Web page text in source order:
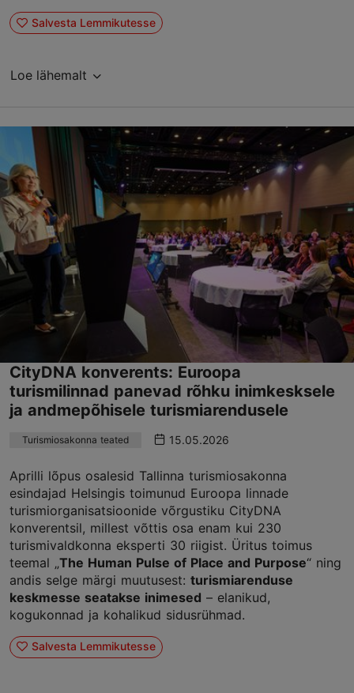
Salvesta Lemmikutesse
Loe lähemalt
CityDNA konverents: Euroopa
turismilinnad panevad rõhku inimkesksele
ja andmepõhisele turismiarendusele
Turismiosakonna teated 15.05.2026
Aprilli lõpus osalesid Tallinna turismiosakonna
esindajad Helsingis toimunud Euroopa linnade
turismiorganisatsioonide võrgustiku CityDNA
konverentsil, millest võttis osa enam kui 230
turismivaldkonna eksperti 30 riigist. Üritus toimus
teemal „The Human Pulse of Place and Purpose“ ning
andis selge märgi muutusest: turismiarenduse
keskmesse seatakse inimesed – elanikud,
kogukonnad ja kohalikud sidusrühmad.
Salvesta Lemmikutesse